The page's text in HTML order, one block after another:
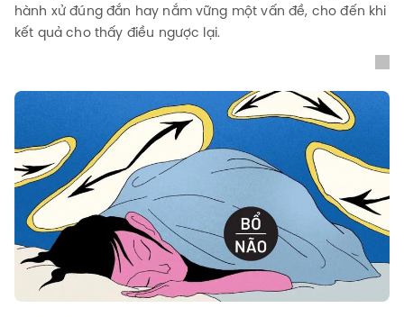
hành xử đúng đắn hay nắm vững một vấn đề, cho đến khi
kết quả cho thấy điều ngược lại.